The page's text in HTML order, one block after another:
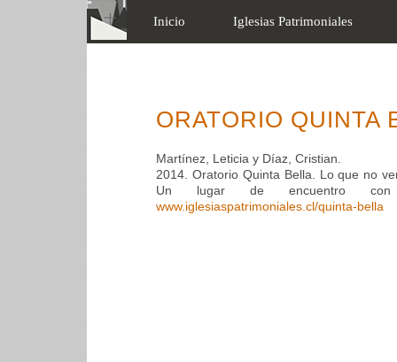
Inicio Iglesias Patrimoniales
ORATORIO QUINTA
Martínez, Leticia y Díaz, Cristian.
2014. Oratorio Quinta Bella. Lo que no
Un lugar de encuentro con
www.iglesiaspatrimoniales.cl/quinta-bella